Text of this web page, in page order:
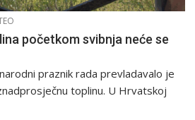
početkom svibnja neće se
praznik rada prevladavalo je
toplinu. U Hrvatskoj